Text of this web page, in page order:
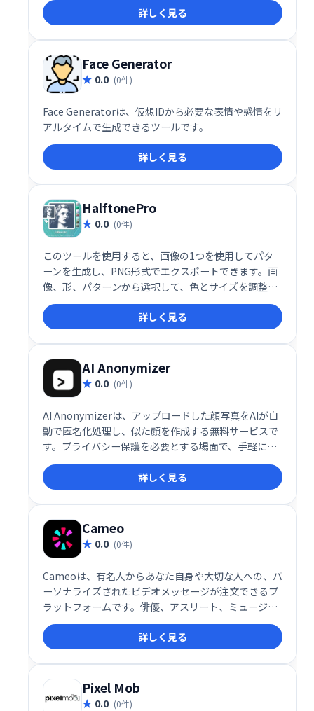
ですぐに利用可能です。詳しく見る
Face Generator
0.0 (0件)
Face Generatorは、仮想IDから必要な表情や感情をリ
アルタイムで生成できるツールです。
詳しく見る
HalftonePro
0.0 (0件)
このツールを使用すると、画像の1つを使用してパタ
ーンを生成し、PNG形式でエクスポートできます。画
像、形、パターンから選択して、色とサイズを調整で
きます。独自の画像をアップロードし、SVG形式でパ
ターンをダウンロードできる有料版もあります。
詳しく見る
AI Anonymizer
0.0 (0件)
AI Anonymizerは、アップロードした顔写真をAIが自
動で匿名化処理し、似た顔を作成する無料サービスで
す。プライバシー保護を必要とする場面で、手軽に匿
名化された画像を作成できます。
詳しく見る
Cameo
0.0 (0件)
Cameoは、有名人からあなた自身や大切な人への、パ
ーソナライズされたビデオメッセージが注文できるプ
ラットフォームです。俳優、アスリート、ミュージシ
ャンなど、幅広い分野の著名人が参加しており、特別
な機会やサプライズに最適です。思い出に残る、唯一
無二のメッセージを贈りませんか？
詳しく見る
Pixel Mob
0.0 (0件)